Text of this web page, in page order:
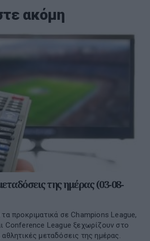
ακόμη
της ημέρας (03-08-
προκριματικά σε Champions League,
Conference League ξεχωρίζουν στο
μεταδόσεις της ημέρας.